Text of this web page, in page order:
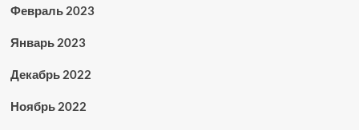
Февраль 2023
Январь 2023
Декабрь 2022
Ноябрь 2022